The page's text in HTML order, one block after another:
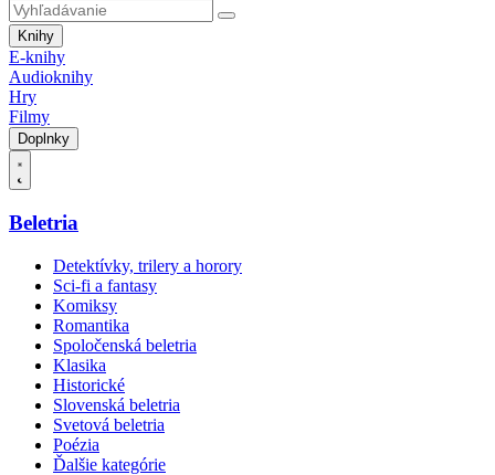
Knihy
E-knihy
Audioknihy
Hry
Filmy
Doplnky
Beletria
Detektívky, trilery a horory
Sci-fi a fantasy
Komiksy
Romantika
Spoločenská beletria
Klasika
Historické
Slovenská beletria
Svetová beletria
Poézia
Ďalšie kategórie